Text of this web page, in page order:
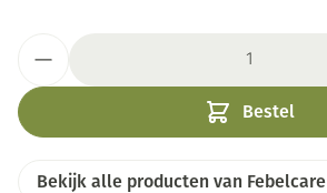
Bestel
Bekijk alle producten van Febelcare